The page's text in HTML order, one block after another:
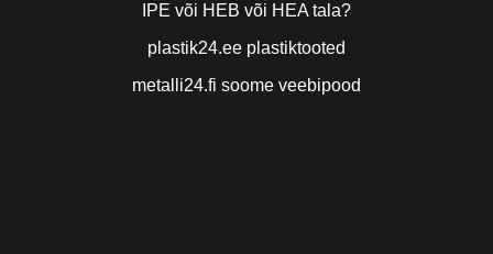
IPE või HEB või HEA tala?
plastik24.ee plastiktooted
metalli24.fi soome veebipood